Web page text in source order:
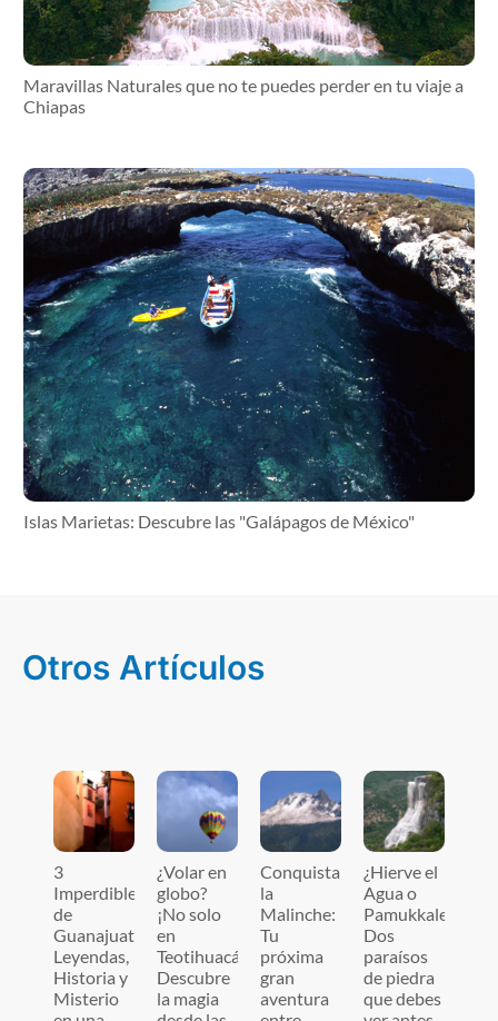
Maravillas Naturales que no te puedes perder en tu viaje a
Chiapas
Islas Marietas: Descubre las "Galápagos de México"
Otros Artículos
3
Imperdibles
de
Guanajuato:
Leyendas,
Historia y
Misterio
¿Volar en
globo?
¡No solo
en
Teotihuacán!
Descubre
la magia
Conquista
la
Malinche:
Tu
próxima
gran
aventura
¿Hierve el
Agua o
Pamukkale?
Dos
paraísos
de piedra
que debes